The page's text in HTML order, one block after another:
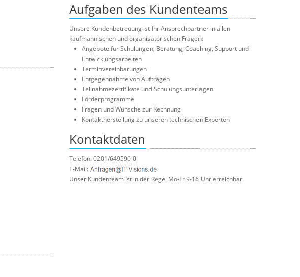
Aufgaben des Kundenteams
Unsere Kundenbetreuung ist Ihr Ansprechpartner in allen
kaufmännischen und organisatorischen Fragen:
Angebote für Schulungen, Beratung, Coaching, Support und
Entwicklungsarbeiten
Terminvereinbarungen
Entgegennahme von Aufträgen
Teilnahmezertifikate und Schulungsunterlagen
Förderprogramme
Fragen und Wünsche zur Rechnung
Kontaktherstellung zu unseren technischen Experten
Kontaktdaten
Telefon: 0201/649590-0
E-Mail:
Unser Kundenteam ist in der Regel Mo-Fr 9-16 Uhr erreichbar.